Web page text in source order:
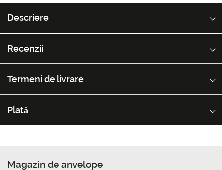
Descriere
Recenzii
Termeni de livrare
Plată
Magazin de anvelope